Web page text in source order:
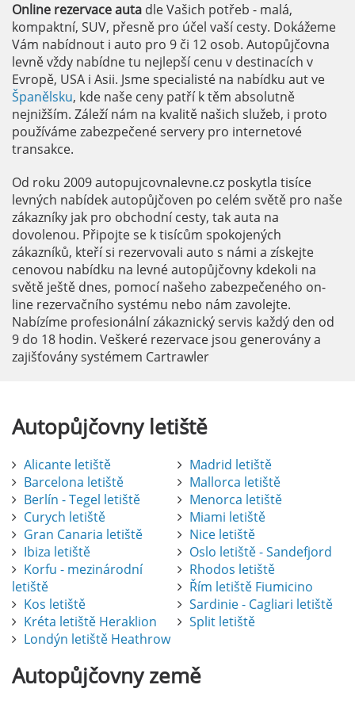
Online rezervace auta dle Vašich potřeb - malá,
kompaktní, SUV, přesně pro účel vaší cesty. Dokážeme
Vám nabídnout i auto pro 9 či 12 osob. Autopůjčovna
levně vždy nabídne tu nejlepší cenu v destinacích v
Evropě, USA i Asii. Jsme specialisté na nabídku aut ve
Španělsku, kde naše ceny patří k těm absolutně
nejnižším. Záleží nám na kvalitě našich služeb, i proto
používáme zabezpečené servery pro internetové
transakce.
Od roku 2009 autopujcovnalevne.cz poskytla tisíce
levných nabídek autopůjčoven po celém světě pro naše
zákazníky jak pro obchodní cesty, tak auta na
dovolenou. Připojte se k tisícům spokojených
zákazníků, kteří si rezervovali auto s námi a získejte
cenovou nabídku na levné autopůjčovny kdekoli na
světě ještě dnes, pomocí našeho zabezpečeného on-
line rezervačního systému nebo nám zavolejte.
Nabízíme profesionální zákaznický servis každý den od
9 do 18 hodin. Veškeré rezervace jsou generovány a
zajišťovány systémem Cartrawler
Autopůjčovnyletiště
Alicante letiště
Barcelona letiště
Berlín - Tegel letiště
Curych letiště
Gran Canaria letiště
Ibiza letiště
Korfu - mezinárodní
letiště
Kos letiště
Kréta letiště Heraklion
Londýn letiště Heathrow
Madrid letiště
Mallorca letiště
Menorca letiště
Miami letiště
Nice letiště
Oslo letiště - Sandefjord
Rhodos letiště
Řím letiště Fiumicino
Sardinie - Cagliari letiště
Split letiště
Autopůjčovnyzemě